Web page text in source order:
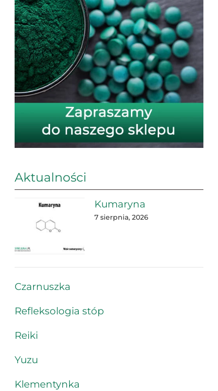
Aktualności
Kumaryna
7 sierpnia, 2026
Czarnuszka
Refleksologia stóp
Reiki
Yuzu
Klementynka